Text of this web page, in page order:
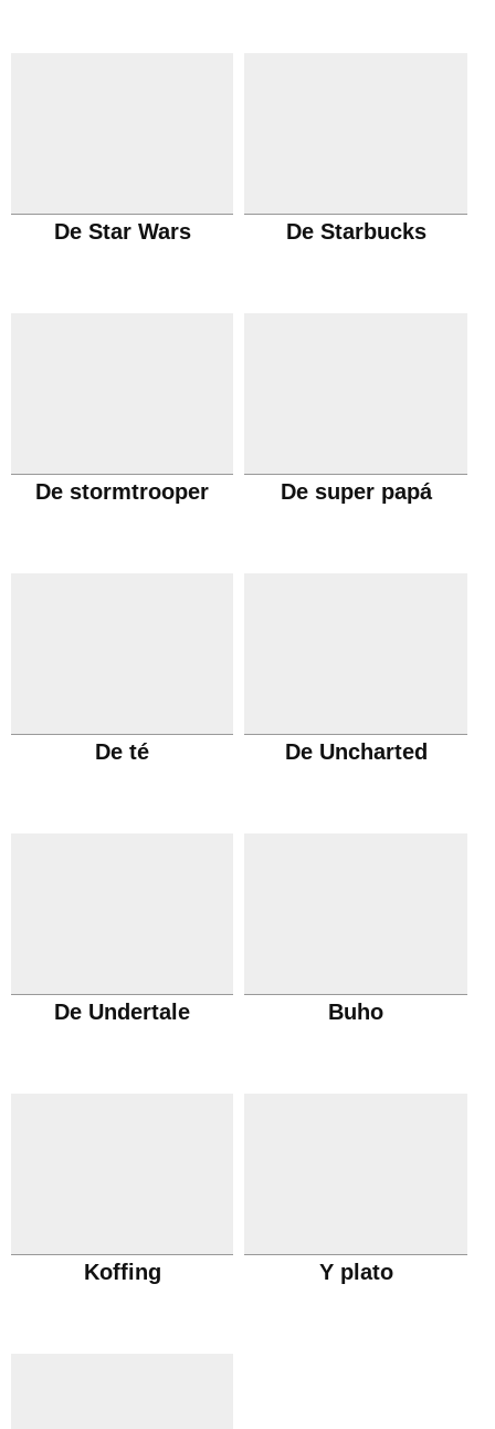
De Star Wars De Starbucks
De stormtrooper De super papá
De té De Uncharted
De Undertale Buho
Koffing Y plato